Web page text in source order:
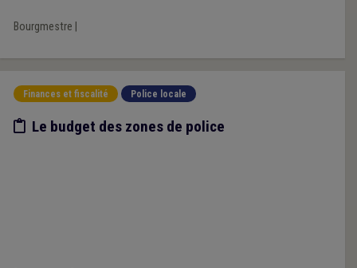
Bourgmestre
Finances et fiscalité Police locale
Etude/chiffres
Le budget des zones de police